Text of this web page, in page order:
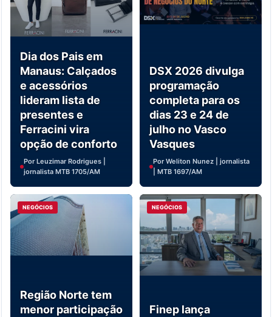
Dia dos Pais em
Manaus: Calçados
e acessórios
lideram lista de
presentes e
Ferracini vira
opção de conforto
Por Leuzimar Rodrigues |
jornalista MTB 1705/AM
DSX 2026 divulga
programação
completa para os
dias 23 e 24 de
julho no Vasco
Vasques
Por Weliton Nunez | jornalista
| MTB 1697/AM
NEGÓCIOS
Região Norte tem
menor participação
NEGÓCIOS
Finep lança